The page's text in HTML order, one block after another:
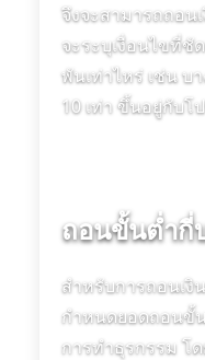
จึงจะสามารถถอน
จะระบุเงื่อนไขที่ชั
พันเท่าไหร่ เช่น บ
10 เท่า ขึ้นอยู่กับโ
ถอนขั้นต่ำกี่
สำหรับการถอนเงิ
กำหนดยอดถอนขั้
การทำธุรกรรม โ